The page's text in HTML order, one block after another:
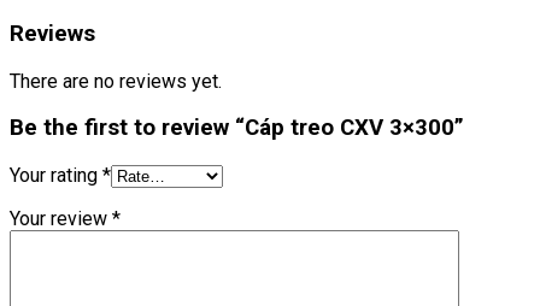
Reviews
There are no reviews yet.
Be the first to review “Cáp treo CXV 3×300”
Your rating *
Your review *